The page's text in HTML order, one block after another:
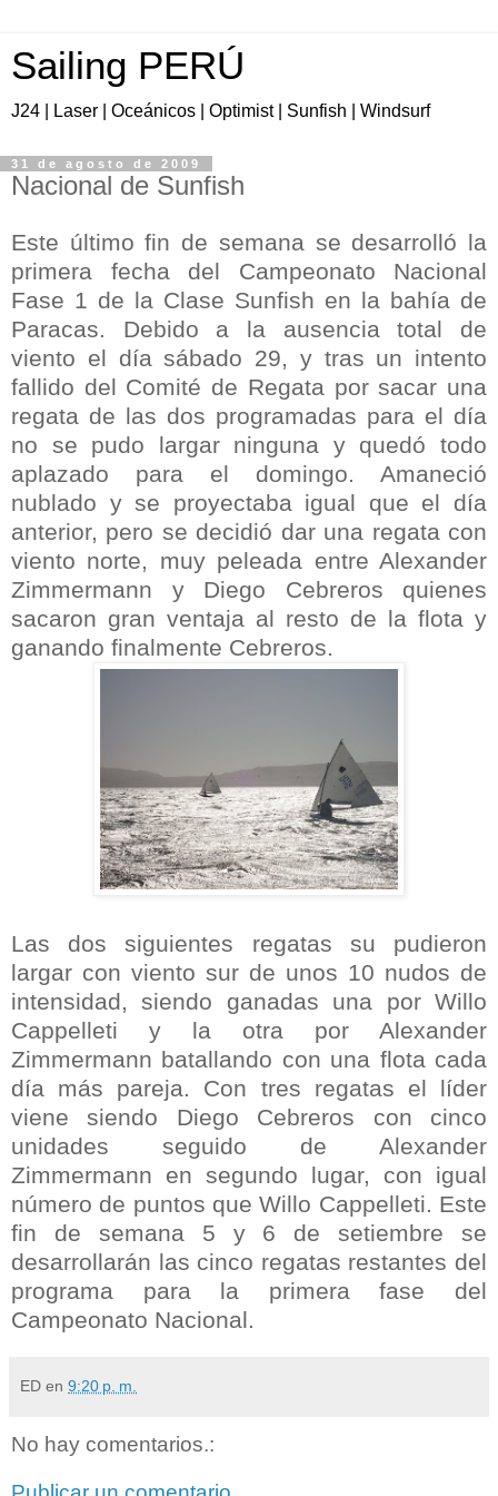
Sailing PERÚ
J24 | Laser | Oceánicos | Optimist | Sunfish | Windsurf
31 de agosto de 2009
Nacional de Sunfish
Este último fin de semana se desarrolló la
primera fecha del Campeonato Nacional
Fase 1 de la Clase Sunfish en la bahía de
Paracas. Debido a la ausencia total de
viento el día sábado 29, y tras un intento
fallido del Comité de Regata por sacar una
regata de las dos programadas para el día
no se pudo largar ninguna y quedó todo
aplazado para el domingo. Amaneció
nublado y se proyectaba igual que el día
anterior, pero se decidió dar una regata con
viento norte, muy peleada entre Alexander
Zimmermann y Diego Cebreros quienes
sacaron gran ventaja al resto de la flota y
ganando finalmente Cebreros.
Las dos siguientes regatas su pudieron
largar con viento sur de unos 10 nudos de
intensidad, siendo ganadas una por Willo
Cappelleti y la otra por Alexander
Zimmermann batallando con una flota cada
día más pareja. Con tres regatas el líder
viene siendo Diego Cebreros con cinco
unidades seguido de Alexander
Zimmermann en segundo lugar, con igual
número de puntos queWillo Cappelleti. Este
fin de semana 5 y 6 de setiembre se
desarrollarán las cinco regatas restantes del
programa para la primera fase del
Campeonato Nacional.
ED en 9:20 p. m.
No hay comentarios.: